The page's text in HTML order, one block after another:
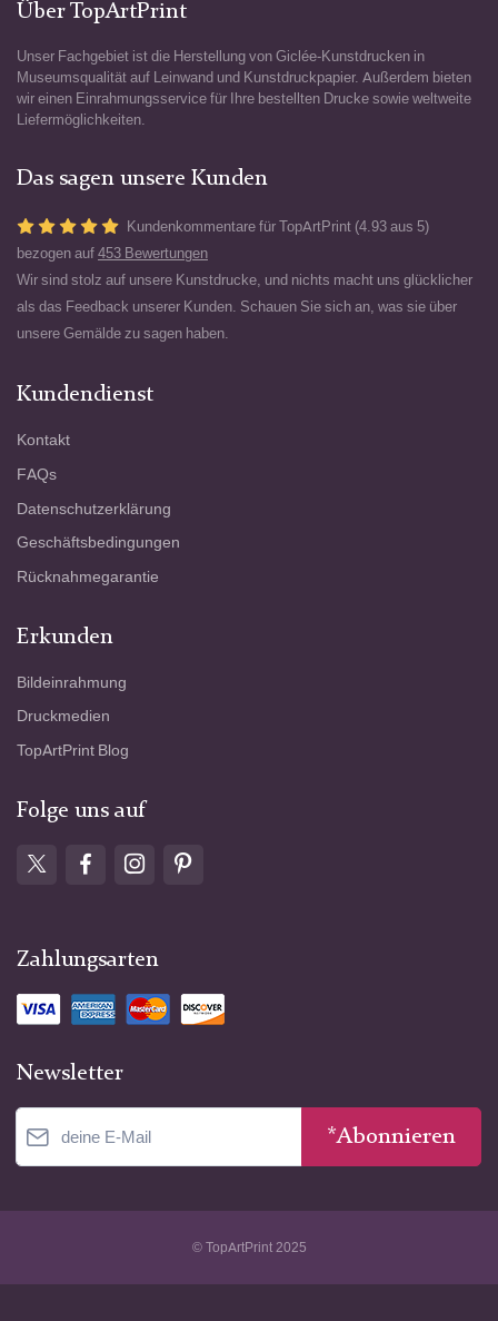
Über TopArtPrint
Unser Fachgebiet ist die Herstellung von Giclée-Kunstdrucken in
Museumsqualität auf Leinwand und Kunstdruckpapier. Außerdem bieten
wir einen Einrahmungsservice für Ihre bestellten Drucke sowie weltweite
Liefermöglichkeiten.
Das sagen unsere Kunden
Kundenkommentare für TopArtPrint (4.93 aus 5)
bezogen auf 453 Bewertungen
Wir sind stolz auf unsere Kunstdrucke, und nichts macht uns glücklicher
als das Feedback unserer Kunden. Schauen Sie sich an, was sie über
unsere Gemälde zu sagen haben.
Kundendienst
Kontakt
FAQs
Datenschutzerklärung
Geschäftsbedingungen
Rücknahmegarantie
Erkunden
Bildeinrahmung
Druckmedien
TopArtPrint Blog
Folge uns auf
Zahlungsarten
Newsletter
*Abonnieren
© TopArtPrint 2025